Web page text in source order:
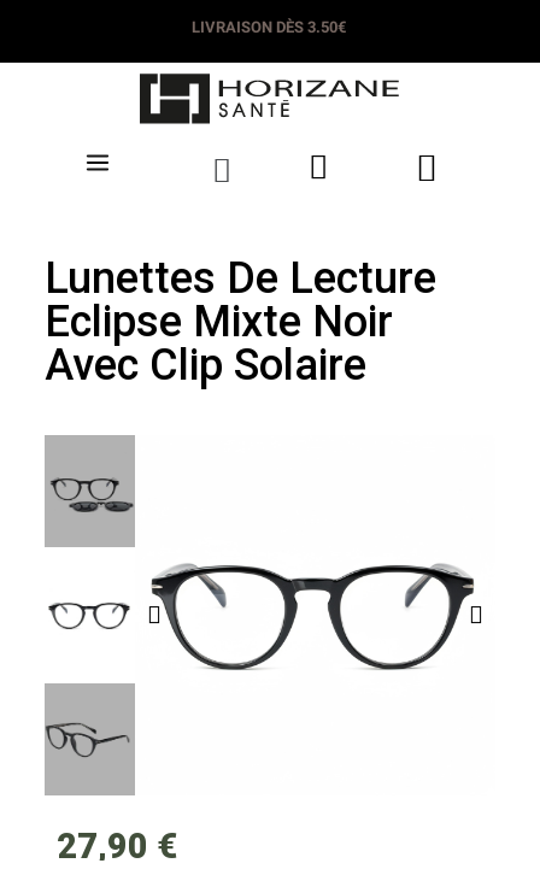
LIVRAISON DÈS 3.50€
Lunettes De Lecture
Eclipse Mixte Noir
Avec Clip Solaire
27,90 €